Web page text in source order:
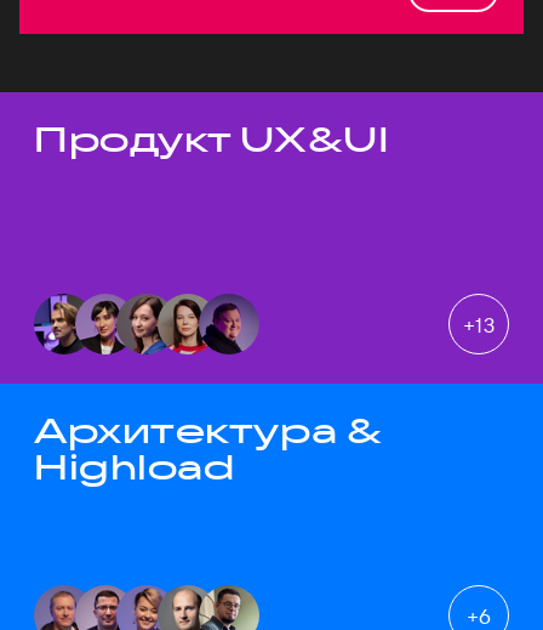
Темы докладов
Продукт UX&UI
+13
Архитектура &
Highload
+6